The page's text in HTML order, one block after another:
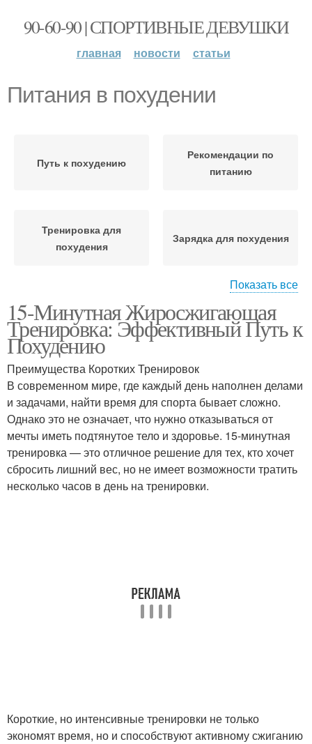
90-60-90 | СПОРТИВНЫЕ ДЕВУШКИ
главная новости статьи
Питания в похудении
Путь к похудению
Рекомендации по
питанию
Тренировка для
похудения
Зарядка для похудения
Упражнения для
похудения
похудения
Бег для похудения Ходьба для похудения
Танцы для похудения
Показать все
15-Минутная Жиросжигающая
Тренировка: Эффективный Путь к
Похудению
Преимущества Коротких Тренировок
В современном мире, где каждый день наполнен делами
и задачами, найти время для спорта бывает сложно.
Однако это не означает, что нужно отказываться от
мечты иметь подтянутое тело и здоровье. 15-минутная
тренировка — это отличное решение для тех, кто хочет
сбросить лишний вес, но не имеет возможности тратить
несколько часов в день на тренировки.
Короткие, но интенсивные тренировки не только
экономят время, но и способствуют активному сжиганию